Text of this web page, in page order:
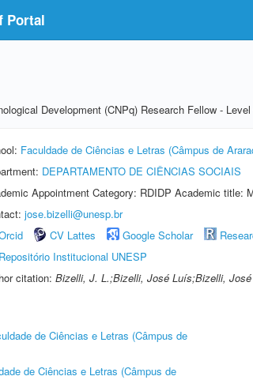
Portal
Development (CNPq) Research Fellow -
Faculdade de Ciências e Letras (Câmpus de
DEPARTAMENTO DE CIÊNCIAS SOCIAIS
Appointment Category: RDIDP Academic title:
jose.bizelli@unesp.br
CV Lattes Google Scholar
Repositório Institucional UNESP
citation: Bizelli, J. L.;Bizelli, José Luís;Bizelli,
de Ciências e Letras (Câmpus de
de Ciências e Letras (Câmpus de